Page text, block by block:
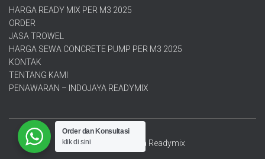
HARGA READY MIX PER M3 2025
ORDER
JASA TROWEL
HARGA SEWA CONCRETE PUMP PER M3 2025
KONTAK
TENTANG KAMI
PENAWARAN – INDOJAYA READYMIX
Ⓒ 2025 | Indojaya Readymix
Order dan Konsultasi
klik di sini